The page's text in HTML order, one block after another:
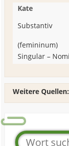
Kate
Substantiv
(femininum)
Singular –
Weitere Quellen: